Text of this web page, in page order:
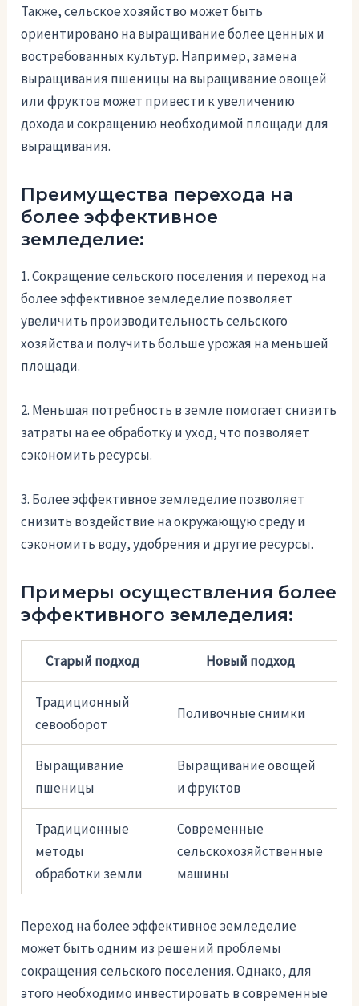
Также, сельское хозяйство может быть
ориентировано на выращивание более ценных и
востребованных культур. Например, замена
выращивания пшеницы на выращивание овощей
или фруктов может привести к увеличению
дохода и сокращению необходимой площади для
выращивания.
Преимущества перехода на
более эффективное
земледелие:
1. Сокращение сельского поселения и переход на
более эффективное земледелие позволяет
увеличить производительность сельского
хозяйства и получить больше урожая на меньшей
площади.
2. Меньшая потребность в земле помогает снизить
затраты на ее обработку и уход, что позволяет
сэкономить ресурсы.
3. Более эффективное земледелие позволяет
снизить воздействие на окружающую среду и
сэкономить воду, удобрения и другие ресурсы.
Примеры осуществления более
эффективного земледелия:
Старый подход Новый подход
Традиционный
севооборот
Поливочные снимки
Выращивание
пшеницы
Выращивание овощей
и фруктов
Традиционные
методы
обработки земли
Современные
сельскохозяйственные
машины
Переход на более эффективное земледелие
может быть одним из решений проблемы
сокращения сельского поселения. Однако, для
этого необходимо инвестировать в современные